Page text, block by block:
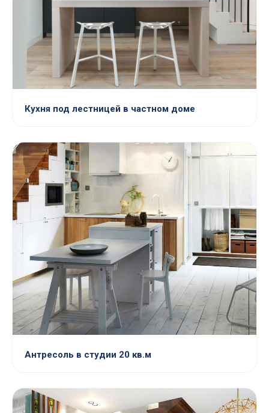
Кухня под лестницей в частном доме
Антресоль в студии 20 кв.м